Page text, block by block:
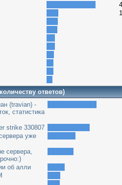
ответов)
(travian) -
статистика
strike 330807
уже
сервера,
об алли